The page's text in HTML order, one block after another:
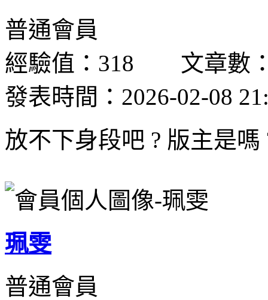
普通會員
經驗值：318 文章數
發表時間：2026-02-08
放不下身段吧 ? 版主是嗎
珮雯
普通會員